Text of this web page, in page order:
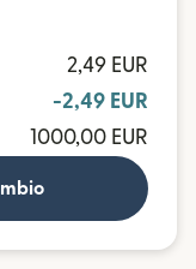
2,49 EUR
-2,49 EUR
1000,00 EUR